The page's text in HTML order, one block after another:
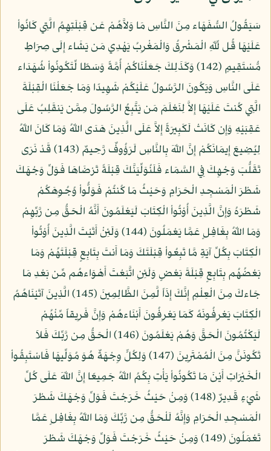
سَيَقُولُ السُّفَهَاء مِنَ النَّاسِ مَا وَلاَّهُمْ عَن قِبْلَتِهِمُ الَّتِي كَانُواْ
عَلَيْهَا قُل لِّلّهِ الْمَشْرِقُ وَالْمَغْرِبُ يَهْدِي مَن يَشَاء إِلَى صِرَاطٍ
مُّسْتَقِيمٍ (142) وَكَذَلِكَ جَعَلْنَاكُمْ أُمَّةً وَسَطًا لِّتَكُونُواْ شُهَدَاء
عَلَى النَّاسِ وَيَكُونَ الرَّسُولُ عَلَيْكُمْ شَهِيدًا وَمَا جَعَلْنَا الْقِبْلَةَ
الَّتِي كُنتَ عَلَيْهَا إِلاَّ لِنَعْلَمَ مَن يَتَّبِعُ الرَّسُولَ مِمَّن يَنقَلِبُ عَلَى
عَقِبَيْهِ وَإِن كَانَتْ لَكَبِيرَةً إِلاَّ عَلَى الَّذِينَ هَدَى اللّهُ وَمَا كَانَ اللّهُ
لِيُضِيعَ إِيمَانَكُمْ إِنَّ اللّهَ بِالنَّاسِ لَرَؤُوفٌ رَّحِيمٌ (143) قَدْ نَرَى
تَقَلُّبَ وَجْهِكَ فِي السَّمَاء فَلَنُوَلِّيَنَّكَ قِبْلَةً تَرْضَاهَا فَوَلِّ وَجْهَكَ
شَطْرَ الْمَسْجِدِ الْحَرَامِ وَحَيْثُ مَا كُنتُمْ فَوَلُّواْ وُجُوِهَكُمْ
شَطْرَهُ وَإِنَّ الَّذِينَ أُوْتُواْ الْكِتَابَ لَيَعْلَمُونَ أَنَّهُ الْحَقُّ مِن رَّبِّهِمْ
وَمَا اللّهُ بِغَافِلٍ عَمَّا يَعْمَلُونَ (144) وَلَئِنْ أَتَيْتَ الَّذِينَ أُوْتُواْ
الْكِتَابَ بِكُلِّ آيَةٍ مَّا تَبِعُواْ قِبْلَتَكَ وَمَا أَنتَ بِتَابِعٍ قِبْلَتَهُمْ وَمَا
بَعْضُهُم بِتَابِعٍ قِبْلَةَ بَعْضٍ وَلَئِنِ اتَّبَعْتَ أَهْوَاءهُم مِّن بَعْدِ مَا
جَاءكَ مِنَ الْعِلْمِ إِنَّكَ إِذَاً لَّمِنَ الظَّالِمِينَ (145) الَّذِينَ آتَيْنَاهُمُ
الْكِتَابَ يَعْرِفُونَهُ كَمَا يَعْرِفُونَ أَبْنَاءهُمْ وَإِنَّ فَرِيقاً مِّنْهُمْ
لَيَكْتُمُونَ الْحَقَّ وَهُمْ يَعْلَمُونَ (146) الْحَقُّ مِن رَّبِّكَ فَلاَ
تَكُونَنَّ مِنَ الْمُمْتَرِينَ (147) وَلِكُلٍّ وِجْهَةٌ هُوَ مُوَلِّيهَا فَاسْتَبِقُواْ
الْخَيْرَاتِ أَيْنَ مَا تَكُونُواْ يَأْتِ بِكُمُ اللّهُ جَمِيعًا إِنَّ اللّهَ عَلَى كُلِّ
شَيْءٍ قَدِيرٌ (148) وَمِنْ حَيْثُ خَرَجْتَ فَوَلِّ وَجْهَكَ شَطْرَ
الْمَسْجِدِ الْحَرَامِ وَإِنَّهُ لَلْحَقُّ مِن رَّبِّكَ وَمَا اللّهُ بِغَافِلٍ عَمَّا
تَعْمَلُونَ (149) وَمِنْ حَيْثُ خَرَجْتَ فَوَلِّ وَجْهَكَ شَطْرَ